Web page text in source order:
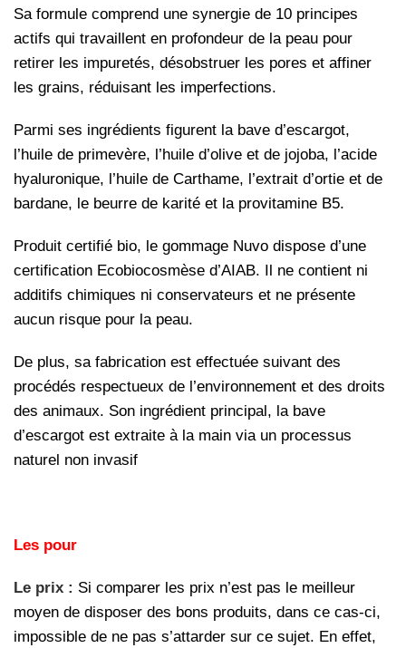
Sa formule comprend une synergie de 10 principes
actifs qui travaillent en profondeur de la peau pour
retirer les impuretés, désobstruer les pores et affiner
les grains, réduisant les imperfections.
Parmi ses ingrédients figurent la bave d’escargot,
l’huile de primevère, l’huile d’olive et de jojoba, l’acide
hyaluronique, l’huile de Carthame, l’extrait d’ortie et de
bardane, le beurre de karité et la provitamine B5.
Produit certifié bio, le gommage Nuvo dispose d’une
certification Ecobiocosmèse d’AIAB. Il ne contient ni
additifs chimiques ni conservateurs et ne présente
aucun risque pour la peau.
De plus, sa fabrication est effectuée suivant des
procédés respectueux de l’environnement et des droits
des animaux. Son ingrédient principal, la bave
d’escargot est extraite à la main via un processus
naturel non invasif
Les pour
Le prix : Si comparer les prix n’est pas le meilleur
moyen de disposer des bons produits, dans ce cas-ci,
impossible de ne pas s’attarder sur ce sujet. En effet,